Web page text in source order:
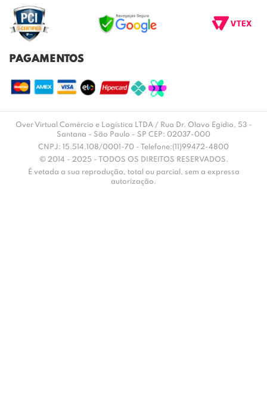
ENVIO E ENTREGA
DÚVIDAS FREQUENTES
PAGAMENTOS
Over Virtual Comércio e Logística LTDA / Rua Dr. Olavo Egídio, 53 -
Santana - São Paulo - SP CEP: 02037-000
CNPJ: 15.514.108/0001-70 - Telefone:(11)99472-4800
© 2014 - 2025 - TODOS OS DIREITOS RESERVADOS.
É vetada a sua reprodução, total ou parcial, sem a expressa
autorização.